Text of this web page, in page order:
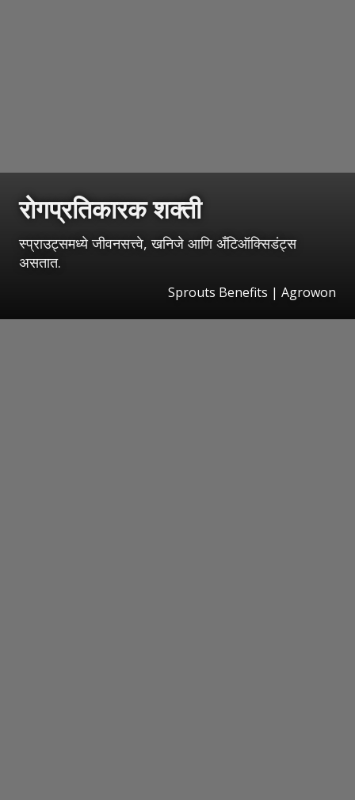
रोगप्रतिकारक शक्ती
स्प्राउट्समध्ये जीवनसत्त्वे, खनिजे आणि अँटिऑक्सिडंट्स
असतात.
Sprouts Benefits | Agrowon